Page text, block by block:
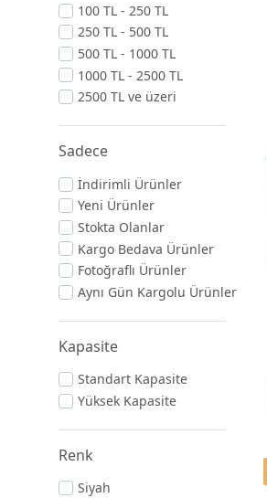
Sharp
Zebra
100 TL - 250 TL
250 TL - 500 TL
500 TL - 1000 TL
1000 TL - 2500 TL
2500 TL ve üzeri
Sadece
İndirimli Ürünler
Yeni Ürünler
Stokta Olanlar
Kargo Bedava Ürünler
Fotoğraflı Ürünler
Aynı Gün Kargolu Ürünler
Kapasite
Standart Kapasite
Yüksek Kapasite
Renk
Siyah